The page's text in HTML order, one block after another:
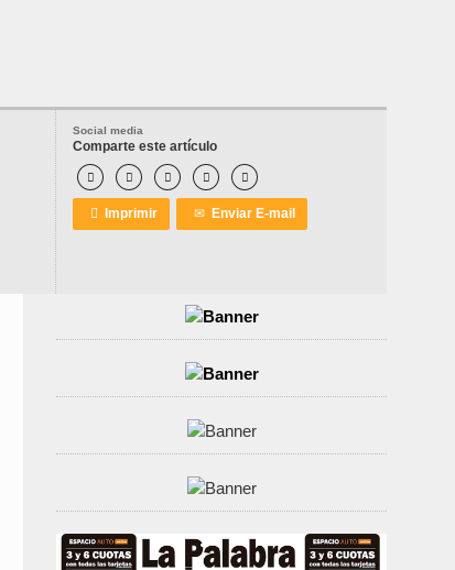
Social media
Comparte este artículo
    
 Imprimir ✉ Enviar E-mail